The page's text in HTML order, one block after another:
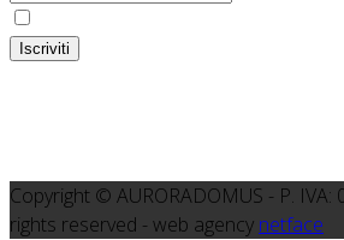
Iscriviti
Copyright © AURORADOMUS - P. IVA:
rights reserved - web agency netface